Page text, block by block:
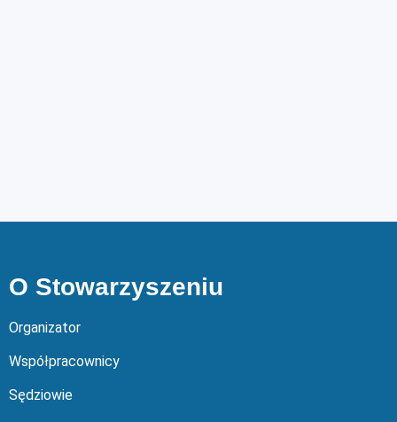
O Stowarzyszeniu
Organizator
Współpracownicy
Sędziowie